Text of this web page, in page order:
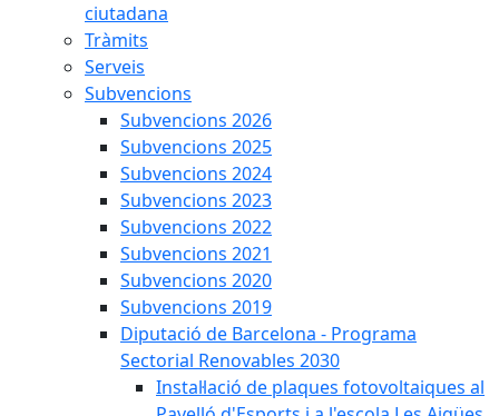
ciutadana
Tràmits
Serveis
Subvencions
Subvencions 2026
Subvencions 2025
Subvencions 2024
Subvencions 2023
Subvencions 2022
Subvencions 2021
Subvencions 2020
Subvencions 2019
Diputació de Barcelona - Programa
Sectorial Renovables 2030
Instal·lació de plaques fotovoltaiques al